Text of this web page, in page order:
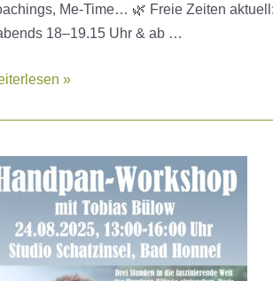
Me-Time… 🌿 Freie Zeiten
18–19.15 Uhr & ab …
»